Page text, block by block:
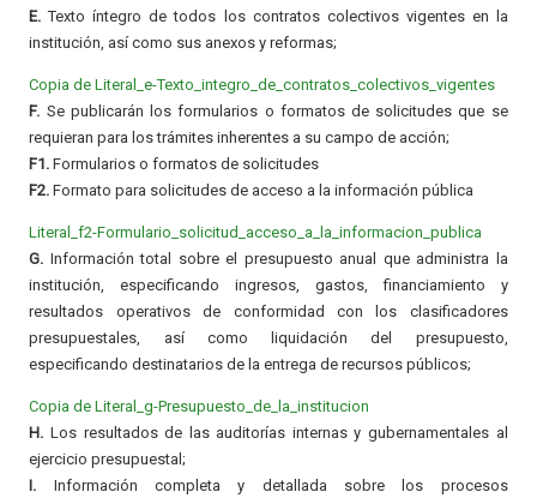
E. Texto íntegro de todos los contratos colectivos vigentes en la
institución, así como sus anexos y reformas;
Copia de Literal_e-Texto_integro_de_contratos_colectivos_vigentes
F. Se publicarán los formularios o formatos de solicitudes que se
requieran para los trámites inherentes a su campo de acción;
F1. Formularios o formatos de solicitudes
F2. Formato para solicitudes de acceso a la información pública
Literal_f2-Formulario_solicitud_acceso_a_la_informacion_publica
G. Información total sobre el presupuesto anual que administra la
institución, especificando ingresos, gastos, financiamiento y
resultados operativos de conformidad con los clasificadores
presupuestales, así como liquidación del presupuesto,
especificando destinatarios de la entrega de recursos públicos;
Copia de Literal_g-Presupuesto_de_la_institucion
H. Los resultados de las auditorías internas y gubernamentales al
ejercicio presupuestal;
I. Información completa y detallada sobre los procesos